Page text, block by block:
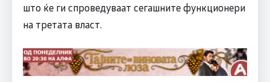
што ќе ги спроведуваат сегашните функционери
на третата власт.